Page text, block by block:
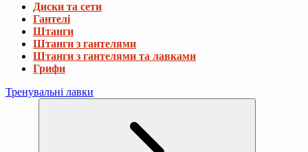
Диски та сети
Гантелі
Штанги
Штанги з гантелями
Штанги з гантелями та лавками
Грифи
Тренувальні лавки